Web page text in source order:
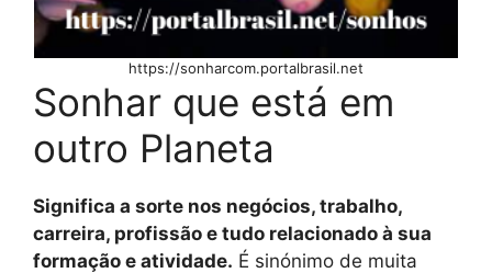
https://sonharcom.portalbrasil.net
Sonhar que está em
outro Planeta
Significa a sorte nos negócios, trabalho,
carreira, profissão e tudo relacionado à sua
formação e atividade. É sinónimo de muita